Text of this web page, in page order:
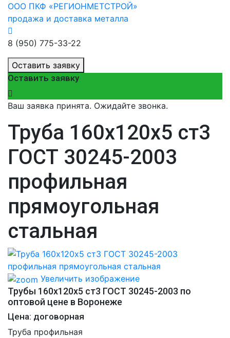
ООО ПКФ «РЕГИОНМЕТСТРОЙ»
продажа и доставка металла
8 (950) 775-33-22
Оставить заявку
Оставить заявку
Ваш заявка принята. Ожидайте звонка.
Труба 160х120х5 ст3
ГОСТ 30245-2003
профильная
прямоугольная
стальная
Увеличить изображение
Трубы 160х120х5 ст3 ГОСТ 30245-2003 по
оптовой цене в Воронеже
Цена: договорная
Труба профильная